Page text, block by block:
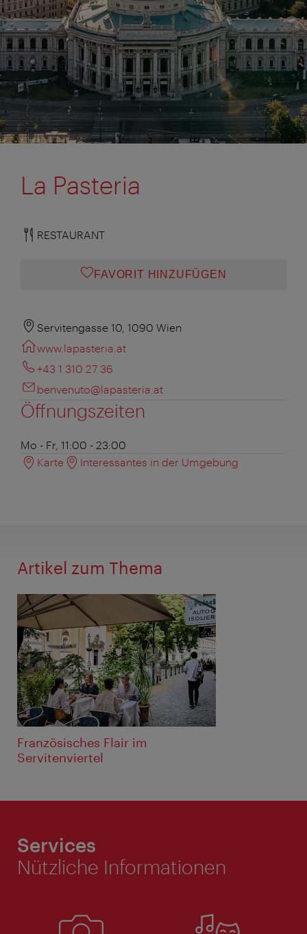
La Pasteria
RESTAURANT
FAVORIT HINZUFÜGEN
Servitengasse 10, 1090 Wien
www.lapasteria.at
+43 1 310 27 36
benvenuto@lapasteria.at
Öffnungszeiten
Mo - Fr, 11:00 - 23:00
Karte
Interessantes in der Umgebung
Artikel zum Thema
Französisches Flair im
Servitenviertel
Services
Nützliche Informationen